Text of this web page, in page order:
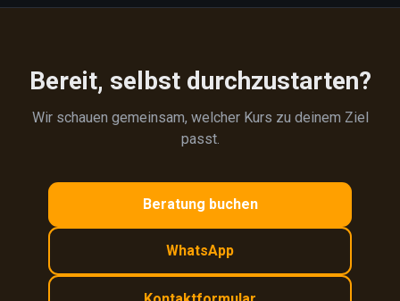
Bereit, selbst durchzustarten?
Wir schauen gemeinsam, welcher Kurs zu deinem Ziel
passt.
Beratung buchen
WhatsApp